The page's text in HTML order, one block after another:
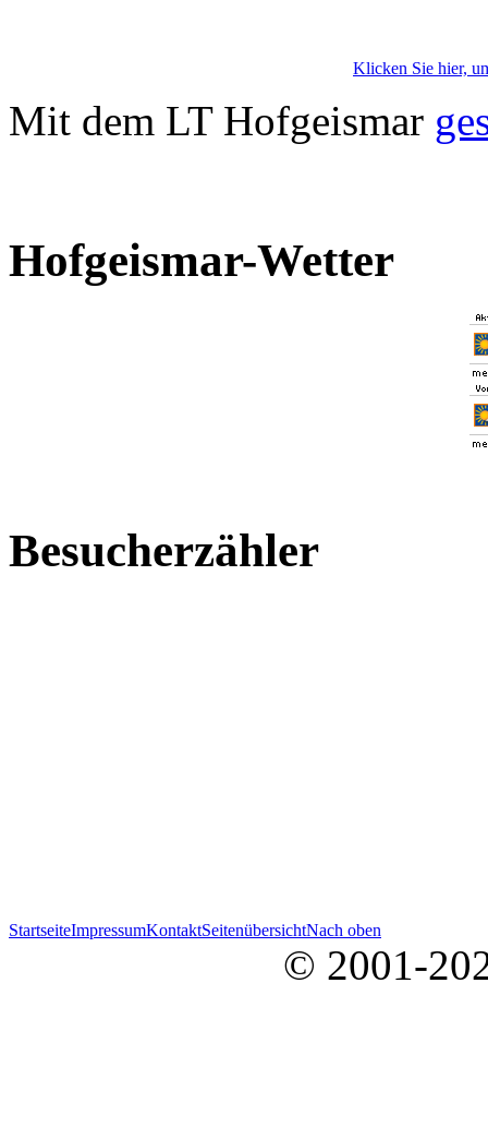
Klicken Sie hier,
Mit dem LT Hofgeismar
Hofgeismar-Wetter
Besucherzähler
StartseiteImpressumKontaktSeitenübersichtNach oben
© 2001-